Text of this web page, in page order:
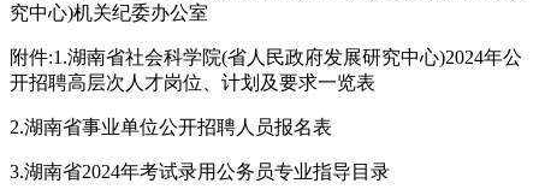
究中心)机关纪委办公室
附件:1.湖南省社会科学院(省人民政府发展研究中心)2024年公
开招聘高层次人才岗位、计划及要求一览表
2.湖南省事业单位公开招聘人员报名表
3.湖南省2024年考试录用公务员专业指导目录